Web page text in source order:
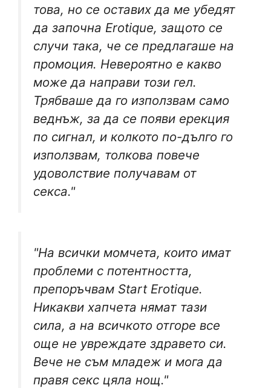
това, но се оставих да ме убедят
да започна Erotique, защото се
случи така, че се предлагаше на
промоция. Невероятно е какво
може да направи този гел.
Трябваше да го използвам само
веднъж, за да се появи ерекция
по сигнал, и колкото по-дълго го
използвам, толкова повече
удоволствие получавам от
секса."
"На всички момчета, които имат
проблеми с потентността,
препоръчвам Start Erotique.
Никакви хапчета нямат тази
сила, а на всичкото отгоре все
още не увреждате здравето си.
Вече не съм младеж и мога да
правя секс цяла нощ."